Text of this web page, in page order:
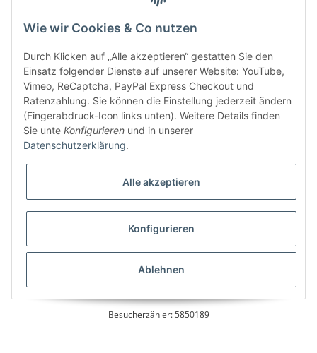
Bitte senden Sie mir entsprechend IhrerDatenschutzerklärungregelmäßig und
jederzeit widerruflich Informationen zu Ihrem Produktsortiment per E-Mail zu.
* Alle Preise inkl. gesetzlicher USt., zzgl.
Besucherzähler: 5850189
Wie wir Cookies & Co nutzen
Durch Klicken auf „Alle akzeptieren“ gestatten Sie den
Einsatz folgender Dienste auf unserer Website: YouTube,
Vimeo, ReCaptcha, PayPal Express Checkout und
Ratenzahlung. Sie können die Einstellung jederzeit ändern
(Fingerabdruck-Icon links unten). Weitere Details finden
Sie unte Konfigurieren und in unserer
Datenschutzerklärung.
Alle akzeptieren
Konfigurieren
Ablehnen